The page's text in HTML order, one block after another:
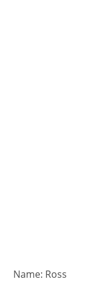
Name: Ross